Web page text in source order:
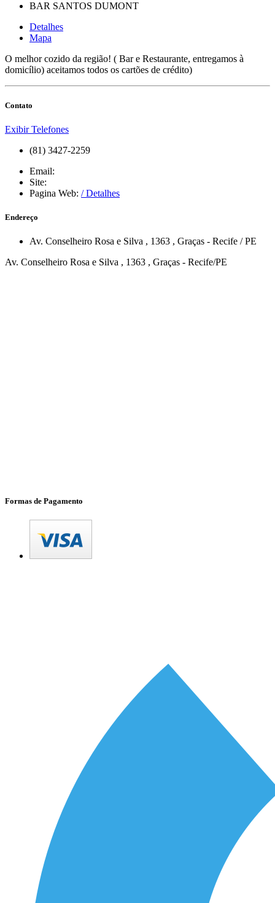
BAR SANTOS DUMONT
Detalhes
Mapa
O melhor cozido da região! ( Bar e Restaurante, entregamos à
domicílio) aceitamos todos os cartões de crédito)
Contato
Exibir Telefones
(81) 3427-2259
Email:
Site:
Pagina Web: / Detalhes
Endereço
Av. Conselheiro Rosa e Silva , 1363 , Graças - Recife /PE
Av. Conselheiro Rosa e Silva , 1363 , Graças - Recife/PE
Formas de Pagamento